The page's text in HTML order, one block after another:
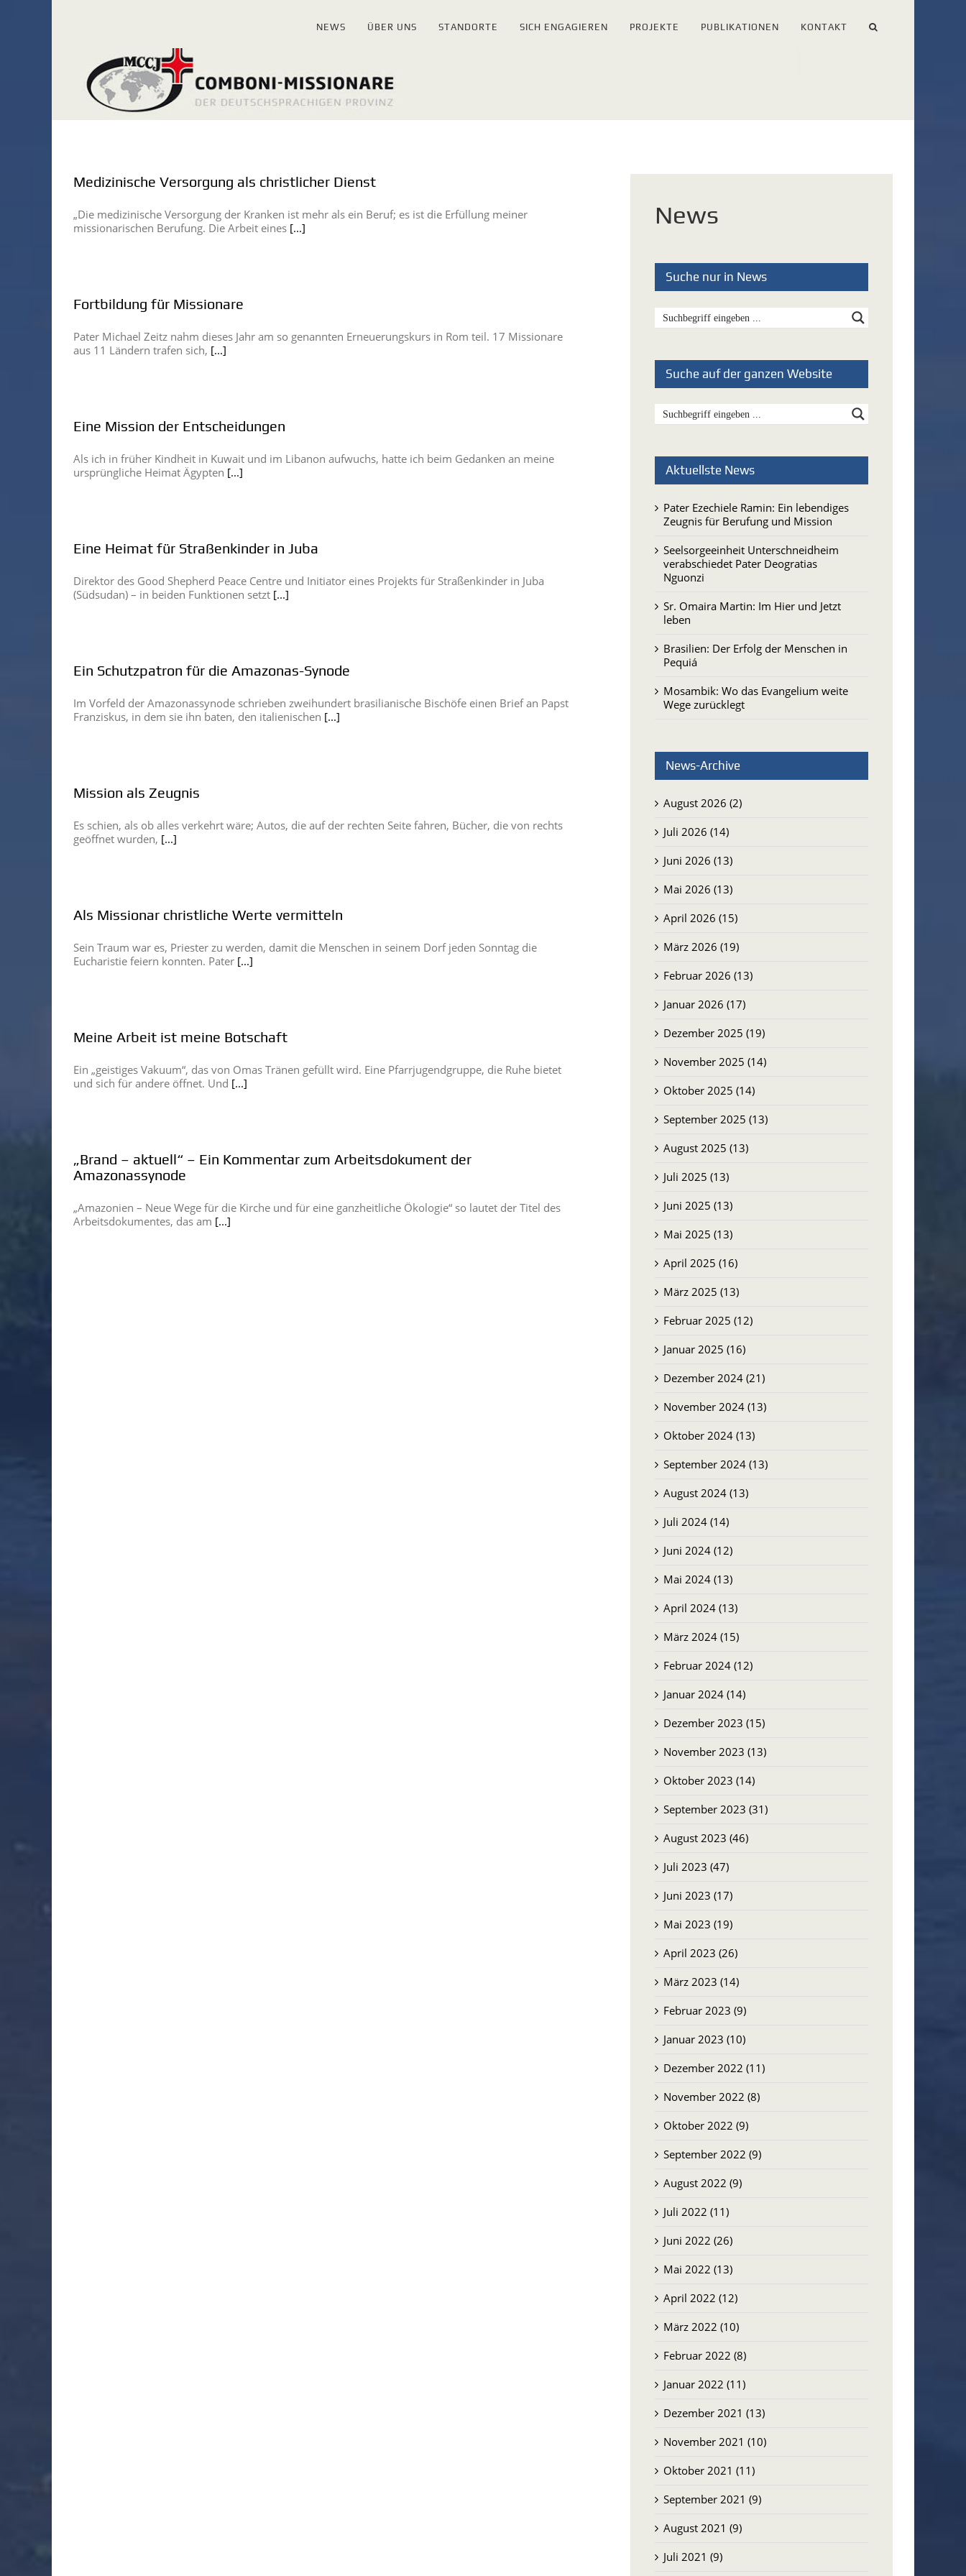
NEWS ÜBER UNS STANDORTE SICH ENGAGIEREN PROJEKTE PUBLIKATIONEN KONTAKT
Medizinische Versorgung als christlicher Dienst
„Die medizinische Versorgung der Kranken ist mehr als ein Beruf; es ist die Erfüllung meiner
missionarischen Berufung. Die Arbeit eines [...]
Fortbildung für Missionare
Pater Michael Zeitz nahm dieses Jahr am so genannten Erneuerungskurs in Rom teil. 17 Missionare
aus 11 Ländern trafen sich, [...]
Eine Mission der Entscheidungen
Als ich in früher Kindheit in Kuwait und im Libanon aufwuchs, hatte ich beim Gedanken an meine
ursprüngliche Heimat Ägypten [...]
Eine Heimat für Straßenkinder in Juba
Direktor des Good Shepherd Peace Centre und Initiator eines Projekts für Straßenkinder in Juba
(Südsudan) – in beiden Funktionen setzt [...]
Ein Schutzpatron für die Amazonas-Synode
Im Vorfeld der Amazonassynode schrieben zweihundert brasilianische Bischöfe einen Brief an Papst
Franziskus, in dem sie ihn baten, den italienischen [...]
Mission als Zeugnis
Es schien, als ob alles verkehrt wäre; Autos, die auf der rechten Seite fahren, Bücher, die von rechts
geöffnet wurden, [...]
Als Missionar christliche Werte vermitteln
Sein Traum war es, Priester zu werden, damit die Menschen in seinem Dorf jeden Sonntag die
Eucharistie feiern konnten. Pater [...]
Meine Arbeit ist meine Botschaft
Ein „geistiges Vakuum“, das von Omas Tränen gefüllt wird. Eine Pfarrjugendgruppe, die Ruhe bietet
und sich für andere öffnet. Und [...]
„Brand – aktuell“ – Ein Kommentar zum Arbeitsdokument der
Amazonassynode
„Amazonien – Neue Wege für die Kirche und für eine ganzheitliche Ökologie“ so lautet der Titel des
Arbeitsdokumentes, das am [...]
News
Suche nur in News
Suche auf der ganzen Website
Aktuellste News
Pater Ezechiele Ramin: Ein lebendiges
Zeugnis für Berufung und Mission
Seelsorgeeinheit Unterschneidheim
verabschiedet Pater Deogratias
Nguonzi
Sr. Omaira Martin: Im Hier und Jetzt
leben
Brasilien: Der Erfolg der Menschen in
Pequiá
Mosambik: Wo das Evangelium weite
Wege zurücklegt
News-Archive
August 2026 (2)
Juli 2026 (14)
Juni 2026 (13)
Mai 2026 (13)
April 2026 (15)
März 2026 (19)
Februar 2026 (13)
Januar 2026 (17)
Dezember 2025 (19)
November 2025 (14)
Oktober 2025 (14)
September 2025 (13)
August 2025 (13)
Juli 2025 (13)
Juni 2025 (13)
Mai 2025 (13)
April 2025 (16)
März 2025 (13)
Februar 2025 (12)
Januar 2025 (16)
Dezember 2024 (21)
November 2024 (13)
Oktober 2024 (13)
September 2024 (13)
August 2024 (13)
Juli 2024 (14)
Juni 2024 (12)
Mai 2024 (13)
April 2024 (13)
März 2024 (15)
Februar 2024 (12)
Januar 2024 (14)
Dezember 2023 (15)
November 2023 (13)
Oktober 2023 (14)
September 2023 (31)
August 2023 (46)
Juli 2023 (47)
Juni 2023 (17)
Mai 2023 (19)
April 2023 (26)
März 2023 (14)
Februar 2023 (9)
Januar 2023 (10)
Dezember 2022 (11)
November 2022 (8)
Oktober 2022 (9)
September 2022 (9)
August 2022 (9)
Juli 2022 (11)
Juni 2022 (26)
Mai 2022 (13)
April 2022 (12)
März 2022 (10)
Februar 2022 (8)
Januar 2022 (11)
Dezember 2021 (13)
November 2021 (10)
Oktober 2021 (11)
September 2021 (9)
August 2021 (9)
Juli 2021 (9)